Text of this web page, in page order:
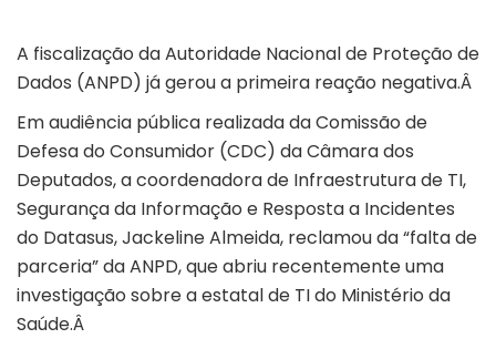
A fiscalização da Autoridade Nacional de Proteção de
Dados (ANPD) já gerou a primeira reação negativa.Â
Em audiência pública realizada da Comissão de
Defesa do Consumidor (CDC) da Câmara dos
Deputados, a coordenadora de Infraestrutura de TI,
Segurança da Informação e Resposta a Incidentes
do Datasus, Jackeline Almeida, reclamou da “falta de
parceria” da ANPD, que abriu recentemente uma
investigação sobre a estatal de TI do Ministério da
Saúde.Â